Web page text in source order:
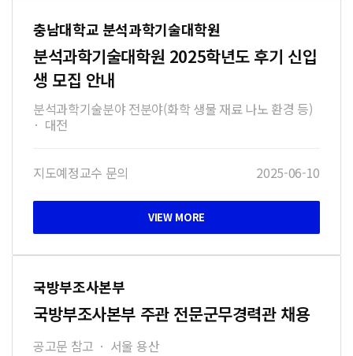
충남대학교 분석과학기술대학원
분석과학기술대학원 2025학년도 후기 신입
생 모집 안내
분석과학기술분야 전분야(화학 생물 재료 나노 환경 등)
· 대전
지도예정교수 문의 2025-06-10
국방부조사본부
국방부조사본부 주관 전문군무경력관 채용
공고문 참고 · 서울 용산